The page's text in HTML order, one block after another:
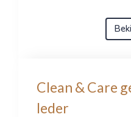
Clean & Care
leder